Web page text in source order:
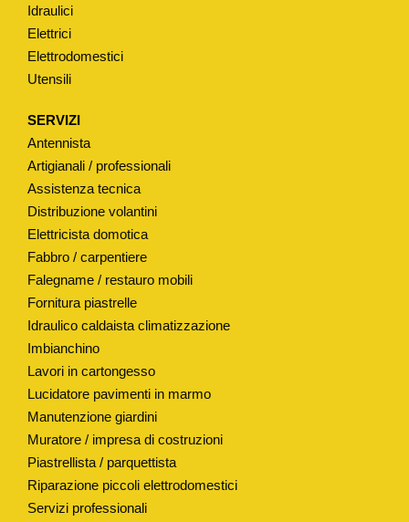
S
S
E
T
A
W
C
N
C
E
R
C
A
T
P
Idraulici
Elettrici
Elettrodomestici
Utensili
SERVIZI
Antennista
Artigianali / professionali
Assistenza tecnica
Distribuzione volantini
Elettricista domotica
Fabbro / carpentiere
Falegname / restauro mobili
Fornitura piastrelle
Idraulico caldaista climatizzazione
Imbianchino
Lavori in cartongesso
Lucidatore pavimenti in marmo
Manutenzione giardini
Muratore / impresa di costruzioni
Piastrellista / parquettista
Riparazione piccoli elettrodomestici
Servizi professionali